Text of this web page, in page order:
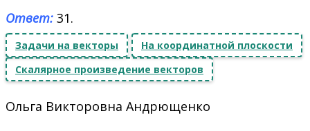
Ответ: 31.
Задачи на векторы
На координатной плоскости
Скалярное произведение векторов
Ольга Викторовна Андрющенко